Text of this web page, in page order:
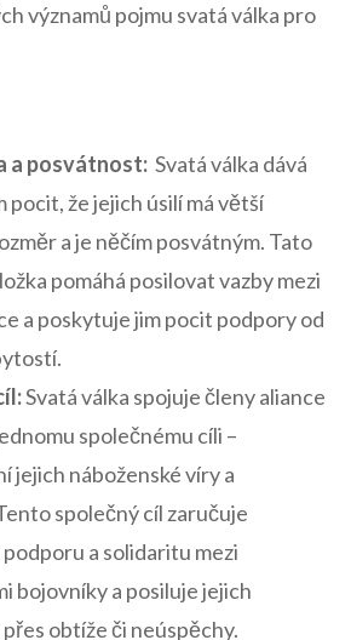
významů pojmu svatá válka pro
a posvátnost: ⁤ Svatá válka ​dává
pocit, že jejich úsilí má větší
a je něčím posvátným. Tato
pomáhá posilovat vazby mezi
a poskytuje jim pocit podpory od
Svatá válka spojuje členy aliance
společnému ⁣cíli –
⁣jejich⁣ náboženské víry a
společný cíl zaručuje
a solidaritu mezi
bojovníky a posiluje jejich
obtíže či ⁤neúspěchy.